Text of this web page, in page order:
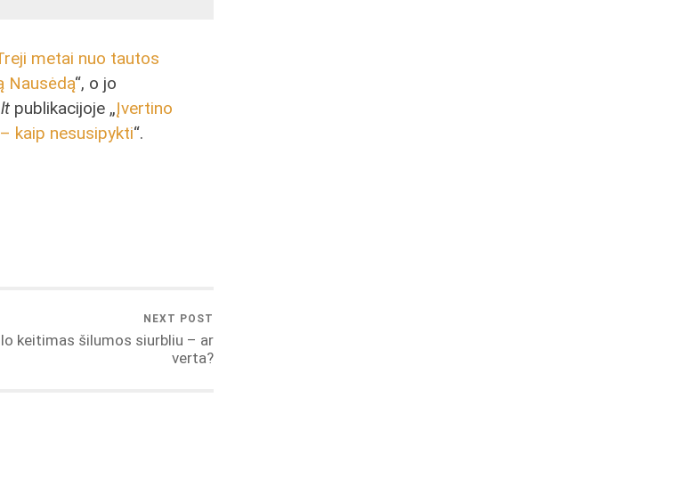
metai nuo tautos
Nausėdą“, o jo
publikacijoje „Įvertino
kaip nesusipykti“.
NEXT POST
keitimas šilumos siurbliu – ar
verta?